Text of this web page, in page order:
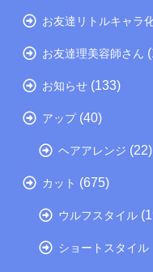
お友達リトルキャラ
お友達理美容師さん
お知らせ (133)
アップ(40)
ヘアアレンジ (22)
カット (675)
ウルフスタイル
ショートスタイル